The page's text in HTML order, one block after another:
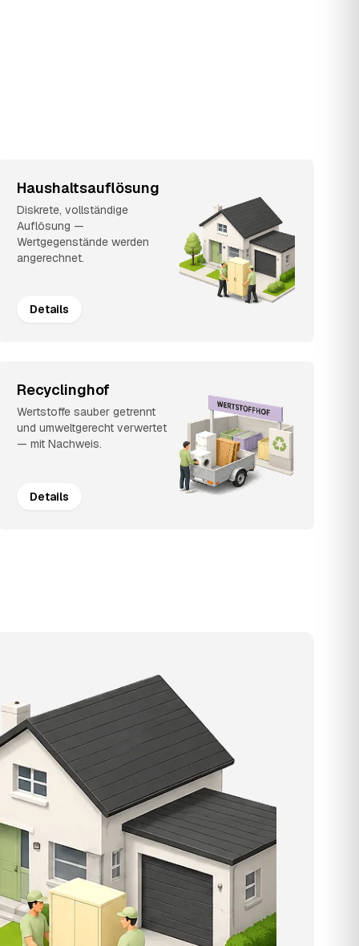
Haushaltsauflösung
Diskrete, vollständige
Auflösung —
Wertgegenstände werden
angerechnet.
Details
Recyclinghof
Wertstoffe sauber getrennt
und umweltgerecht verwertet
— mit Nachweis.
Details